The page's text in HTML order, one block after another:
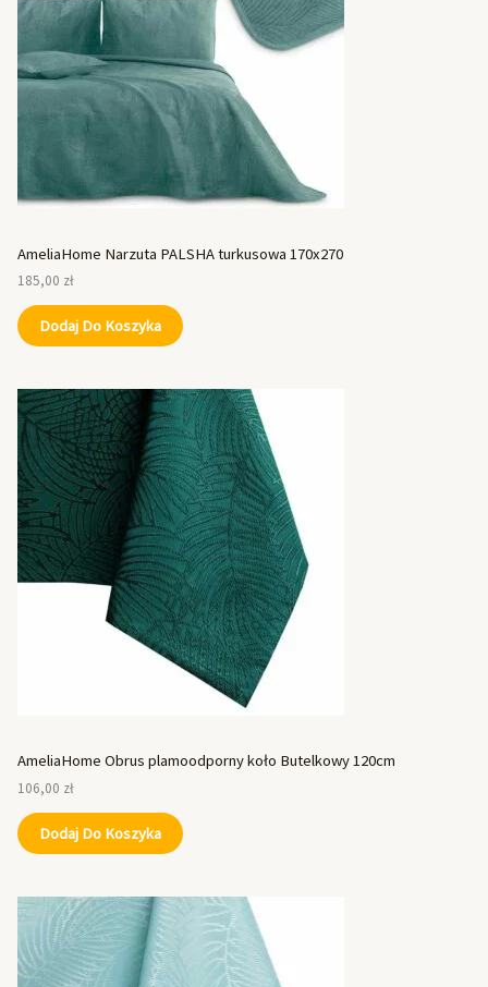
AmeliaHome Narzuta PALSHA turkusowa 170x270
185,00 zł
Dodaj Do Koszyka
AmeliaHome Obrus plamoodporny koło Butelkowy 120cm
106,00 zł
Dodaj Do Koszyka